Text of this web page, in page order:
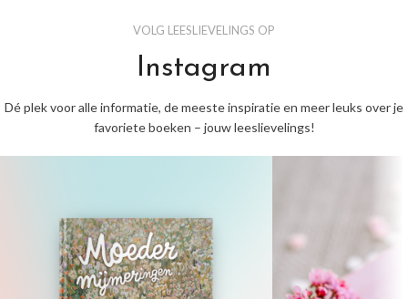
VOLG LEESLIEVELINGS OP
Instagram
Dé plek voor alle informatie, de meeste inspiratie en meer leuks over je
favoriete boeken – jouw leeslievelings!